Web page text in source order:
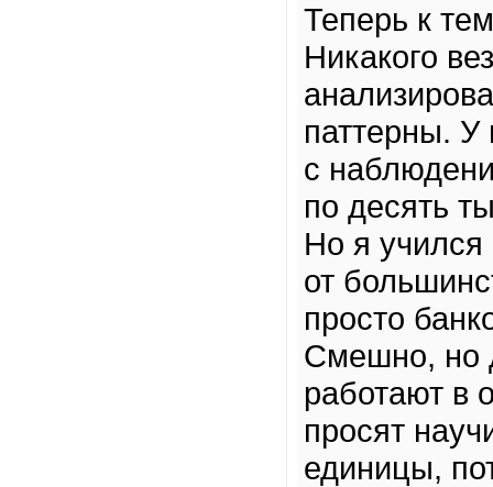
Теперь к
Никакого
паттерны. У
с
по десять
Но я учился
от
просто
Смешно, но
работают в
просят
единицы,